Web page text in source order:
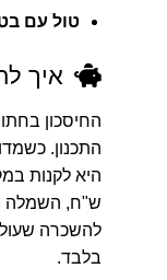
טול עם
איך
החיסכון
התכנון.
ש"ח, השמלה
בלבד.